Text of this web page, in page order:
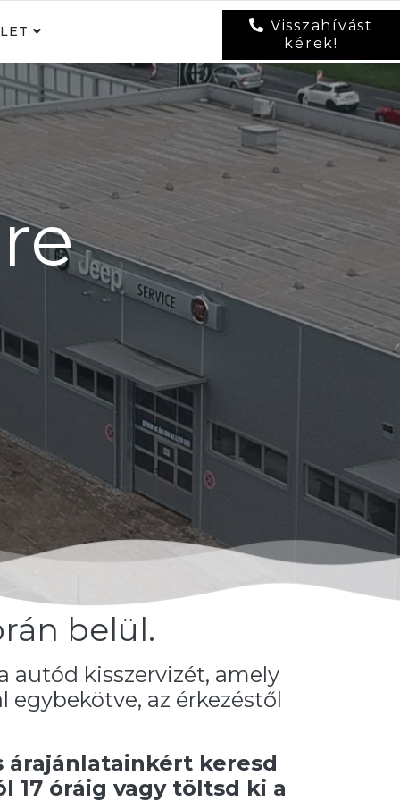
Visszahívást
kérek!
belül.
autód kisszervizét, amely
egybekötve, az érkezéstől
árajánlatainkért keresd
17 óráig vagy töltsd ki a